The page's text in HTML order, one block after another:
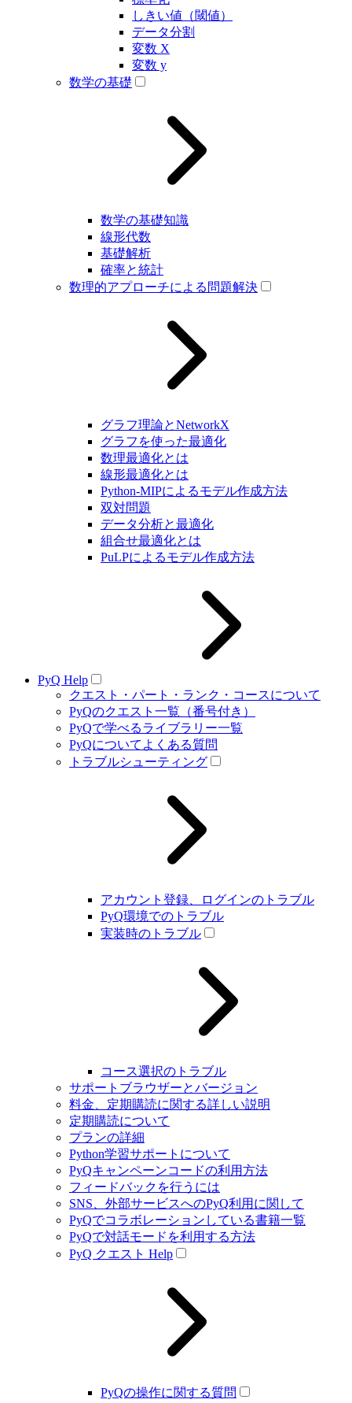
しきい値（閾値）
データ分割
変数 X
変数 y
数学の基礎
数学の基礎知識
線形代数
基礎解析
確率と統計
数理的アプローチによる問題解決
グラフ理論とNetworkX
グラフを使った最適化
数理最適化とは
線形最適化とは
Python-MIPによるモデル作成方法
双対問題
データ分析と最適化
組合せ最適化とは
PuLPによるモデル作成方法
PyQ Help
クエスト・パート・ランク・コースについて
PyQのクエスト一覧（番号付き）
PyQで学べるライブラリー一覧
PyQについてよくある質問
トラブルシューティング
アカウント登録、ログインのトラブル
PyQ環境でのトラブル
実装時のトラブル
コース選択のトラブル
サポートブラウザーとバージョン
料金、定期購読に関する詳しい説明
定期購読について
プランの詳細
Python学習サポートについて
PyQキャンペーンコードの利用方法
フィードバックを行うには
SNS、外部サービスへのPyQ利用に関して
PyQでコラボレーションしている書籍一覧
PyQで対話モードを利用する方法
PyQ クエスト Help
PyQの操作に関する質問